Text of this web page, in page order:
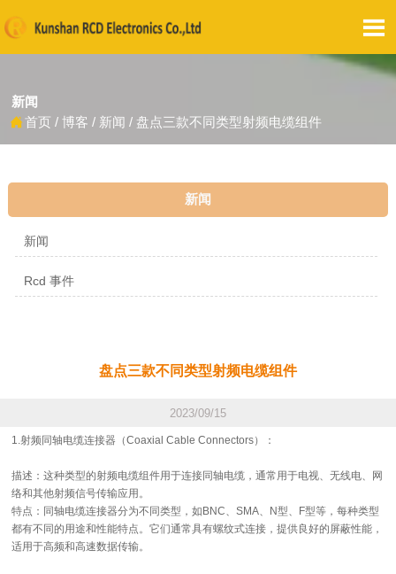

新闻
首页 / 博客 / 新闻 / 盘点三款不同类型射频电缆组件
新闻
新闻
Rcd 事件
盘点三款不同类型射频电缆组件
2023/09/15
1.射频同轴电缆连接器（Coaxial Cable Connectors）：
描述：这种类型的射频电缆组件用于连接同轴电缆，通常用于电视、无线电、网
络和其他射频信号传输应用。
特点：同轴电缆连接器分为不同类型，如BNC、SMA、N型、F型等，每种类型
都有不同的用途和性能特点。它们通常具有螺纹式连接，提供良好的屏蔽性能，
适用于高频和高速数据传输。